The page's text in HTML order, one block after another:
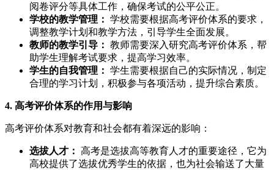
阅卷评分等具体工作，确保考试的公平公正。
学校的教学管理： 学校需要根据高考评价体系的要求，
调整教学计划和教学方法，引导学生全面发展。
教师的教学引导： 教师需要深入研究高考评价体系，帮
助学生理解考试要求，提高学习效率。
学生的自我管理： 学生需要根据自己的实际情况，制定
合理的学习计划，积极参与各项活动，提升综合素质。
4. 高考评价体系的作用与影响
高考评价体系对教育和社会都有着深远的影响：
选拔人才： 高考是选拔高等教育人才的重要途径，它为
高校提供了选拔优秀学生的依据，也为社会输送了大量